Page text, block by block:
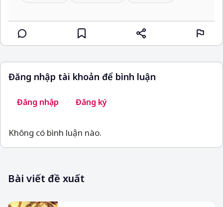
Đăng nhập tài khoản để bình luận
Đăng nhập Đăng ký
Không có bình luận nào.
Bài viết đề xuất